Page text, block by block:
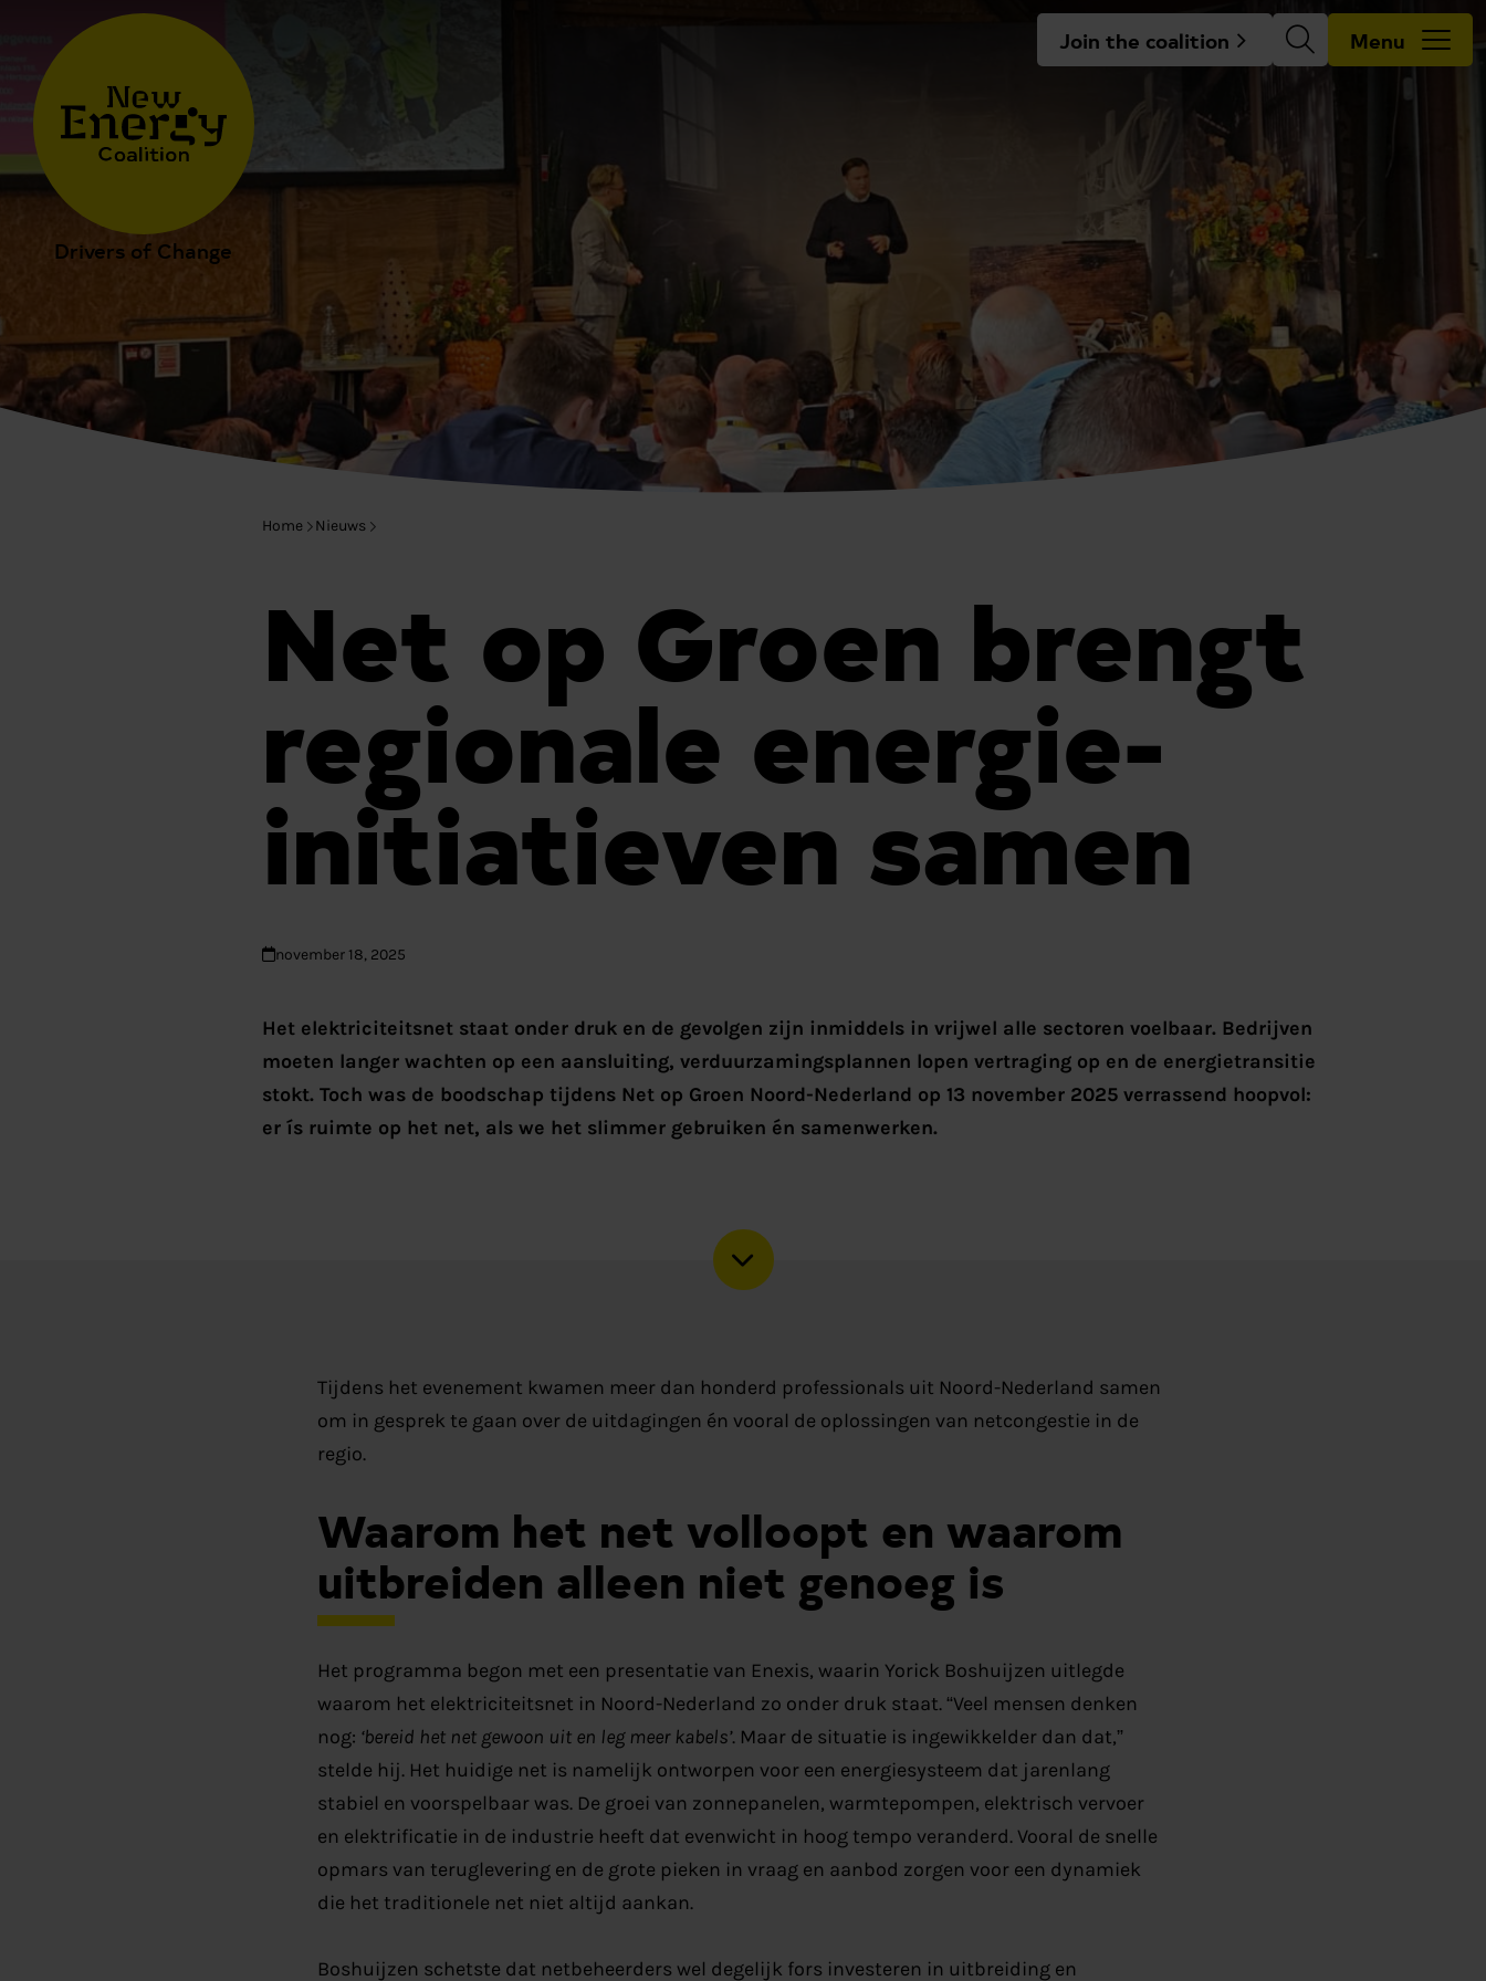
Drivers of Change
Join the coalition Menu
Home Nieuws
Net op Groen brengt
regionale energie-
initiatieven samen
november 18, 2025
Het elektriciteitsnet staat onder druk en de gevolgen zijn inmiddels in vrijwel alle sectoren voelbaar. Bedrijven
moeten langer wachten op een aansluiting, verduurzamingsplannen lopen vertraging op en de energietransitie
stokt. Toch was de boodschap tijdens Net op Groen Noord-Nederland op 13 november 2025 verrassend hoopvol:
er ís ruimte op het net, als we het slimmer gebruiken én samenwerken.
Tijdens het evenement kwamen meer dan honderd professionals uit Noord-Nederland samen
om in gesprek te gaan over de uitdagingen én vooral de oplossingen van netcongestie in de
regio.
Waarom het net volloopt en waarom
uitbreiden alleen niet genoeg is
Het programma begon met een presentatie van Enexis, waarin Yorick Boshuijzen uitlegde
waarom het elektriciteitsnet in Noord-Nederland zo onder druk staat. “Veel mensen denken
nog: ‘bereid het net gewoon uit en leg meer kabels’. Maar de situatie is ingewikkelder dan dat,”
stelde hij. Het huidige net is namelijk ontworpen voor een energiesysteem dat jarenlang
stabiel en voorspelbaar was. De groei van zonnepanelen, warmtepompen, elektrisch vervoer
en elektrificatie in de industrie heeft dat evenwicht in hoog tempo veranderd. Vooral de snelle
opmars van teruglevering en de grote pieken in vraag en aanbod zorgen voor een dynamiek
die het traditionele net niet altijd aankan.
Boshuijzen schetste dat netbeheerders wel degelijk fors investeren in uitbreiding en